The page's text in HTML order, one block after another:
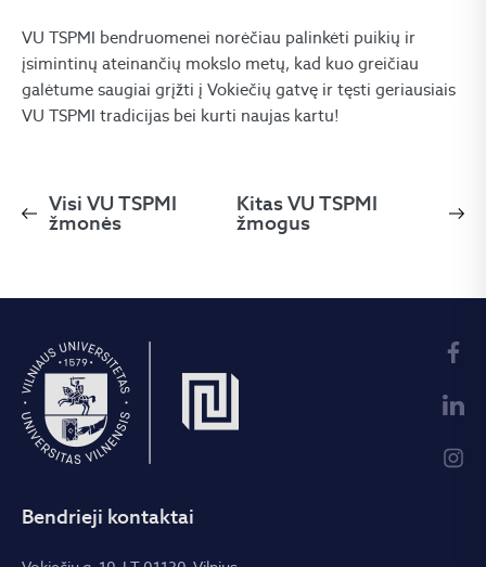
VU TSPMI bendruomenei norėčiau palinkėti puikių ir
įsimintinų ateinančių mokslo metų, kad kuo greičiau
galėtume saugiai grįžti į Vokiečių gatvę ir tęsti geriausiais
VU TSPMI tradicijas bei kurti naujas kartu!
Visi VU TSPMI
žmonės
Kitas VU TSPMI
žmogus
Bendrieji kontaktai